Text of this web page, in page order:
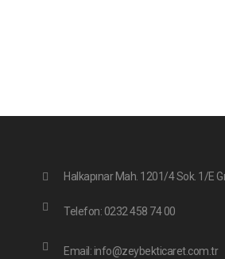
Halkapınar Mah. 1201/4 Sok. 1/E
Telefon: 0232 458 74 00
Email: info@zeybekticaret.com.tr